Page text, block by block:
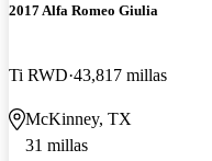
2017 Alfa Romeo Giulia
Ti RWD 43,817 millas
McKinney, TX
31 millas